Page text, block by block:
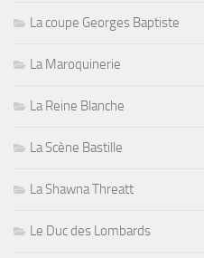
La coupe Georges Baptiste
La Maroquinerie
La Reine Blanche
La Scène Bastille
La Shawna Threatt
Le Duc des Lombards